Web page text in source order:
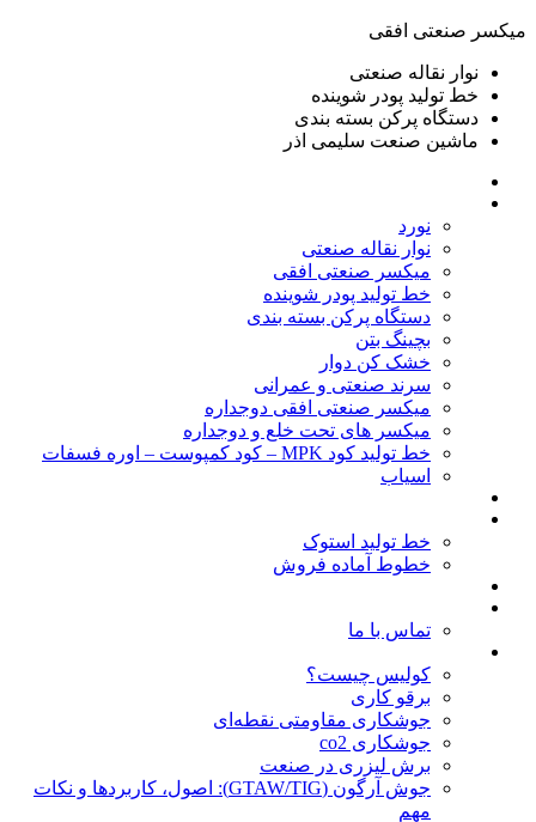
ميكسر صنعتی افقی
نوار نقاله صنعتی
خط تولید پودر شوينده
دستگاه پرکن بسته بندی
ماشين صنعت سليمی اذر
نورد
نوار نقاله صنعتی
ميكسر صنعتی افقی
خط تولید پودر شوينده
دستگاه پرکن بسته بندی
بچينگ بتن
خشک کن دوار
سرند صنعتی و عمرانی
میکسر صنعتی افقی دوجداره
میکسر های تحت خلع و دوجداره
خط تولید کود MPK – کود کمپوست – اوره فسفات
اسیاب
خط تولید استوک
خطوط آماده فروش
تماس با ما
کولیس چیست؟
برقو کاری
جوشکاری مقاومتی نقطه‌ای
جوشکاری co2
برش لیزری در صنعت
جوش آرگون (GTAW/TIG): اصول، کاربردها و نکات
مهم